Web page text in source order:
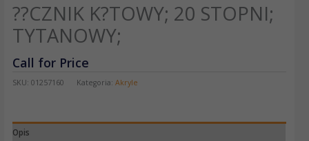
??CZNIK K?TOWY; 20 STOPNI;
TYTANOWY;
Call for Price
SKU:01257160 Kategoria:Akryle
Opis